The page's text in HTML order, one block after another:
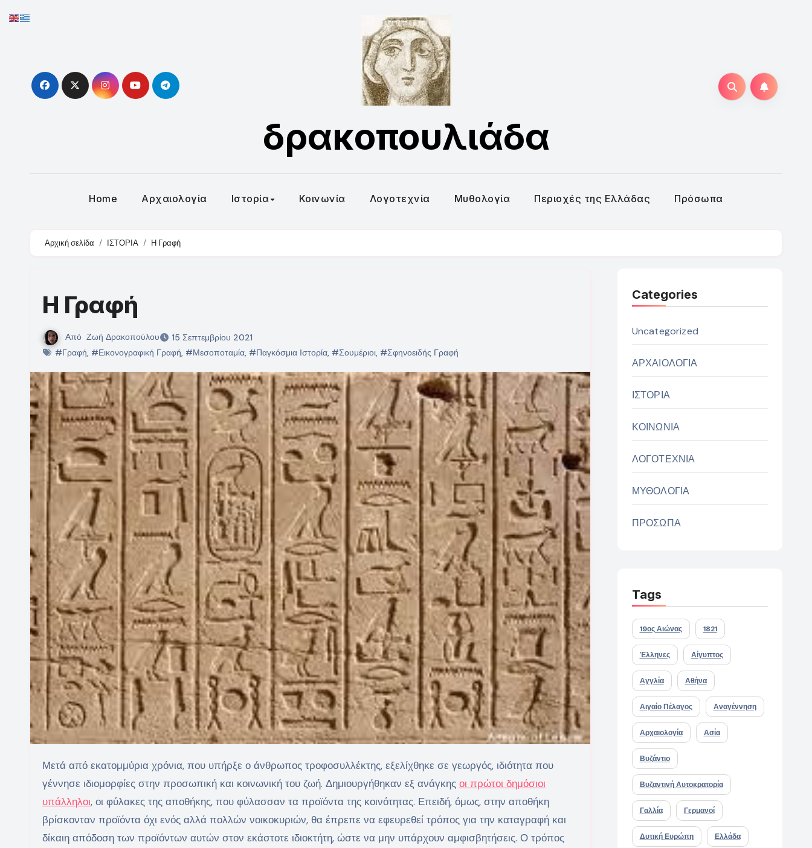
to
δρακοπουλιάδα
Home Αρχαιολογία Ιστορία Κοινωνία Λογοτεχνία Μυθολογία Περιοχές της Ελλάδας Πρόσωπα
Αρχική σελίδα ΙΣΤΟΡΙΑ Η Γραφή
Η Γραφή
Από Ζωή Δρακοπούλου
15 Σεπτεμβρίου 2021
#Γραφή, #Εικονογραφική Γραφή, #Μεσοποταμία, #Παγκόσμια Ιστορία, #Σουμέριοι, #Σφηνοειδής Γραφή
Μετά από εκατομμύρια χρόνια, που υπήρξε ο άνθρωπος τροφοσυλλέκτης, εξελίχθηκε σε γεωργός, ιδιότητα που
γέννησε ιδιομορφίες στην προσωπική και κοινωνική του ζωή. Δημιουργήθηκαν εξ ανάγκης οι πρώτοι δημόσιοι
υπάλληλοι, οι φύλακες της αποθήκης, που φύλασσαν τα προϊόντα της κοινότητας. Επειδή, όμως, στην αποθήκη
βρίσκονταν προϊόντα όχι ενός αλλά πολλών νοικοκυριών, θα έπρεπε να εφευρεθεί τρόπος για την καταγραφή και
δίκαιη απόδοση των προϊόντων αυτών στον εκάστοτε ιδιοκτήτη, ώστε να μην υπάρχουν αμφισβητήσεις. Ο τρόπος
Categories
Uncategorized
ΑΡΧΑΙΟΛΟΓΙΑ
ΙΣΤΟΡΙΑ
ΚΟΙΝΩΝΙΑ
ΛΟΓΟΤΕΧΝΙΑ
ΜΥΘΟΛΟΓΙΑ
ΠΡΟΣΩΠΑ
Tags
19ος Αιώνας 1821
Έλληνες Αίγυπτος
Αγγλία Αθήνα
Αιγαίο Πέλαγος Αναγέννηση
Αρχαιολογία Ασία
Βυζάντιο
Βυζαντινή Αυτοκρατορία
Γαλλία Γερμανοί
Δυτική Ευρώπη Ελλάδα